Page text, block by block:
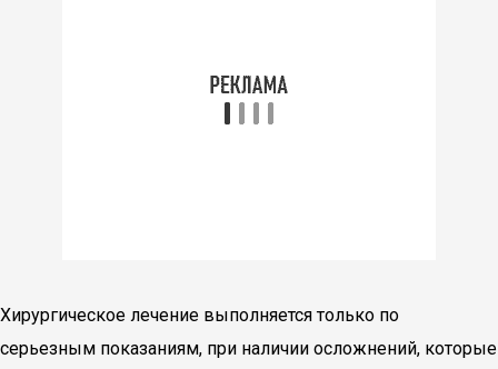
Хирургическое лечение выполняется только по
серьезным показаниям, при наличии осложнений, которые